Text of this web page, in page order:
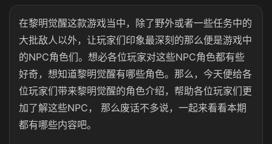
在黎明觉醒这款游戏当中，除了野外或者一些任务中的
大批敌人以外，让玩家们印象最深刻的那么便是游戏中
的NPC角色们。想必各位玩家对这些NPC角色都有些
好奇，想知道黎明觉醒有哪些角色。那么，今天便给各
位玩家们带来黎明觉醒的角色介绍，帮助各位玩家们更
加了解这些NPC， 那么废话不多说，一起来看看本期
都有哪些内容吧。